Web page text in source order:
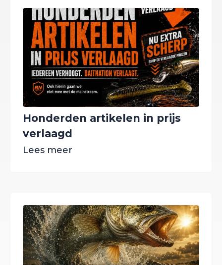
Honderden artikelen in prijs
verlaagd
Lees meer